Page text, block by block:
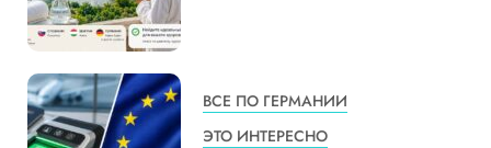
ВСЕ ПО ГЕРМАНИИ
ЭТО ИНТЕРЕСНО